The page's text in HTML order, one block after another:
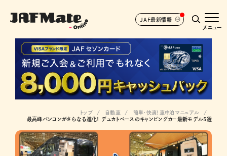
JAF最新情報
メニュー
トップ 自動車
簡単・快適！車中泊マニュアル
最高峰バンコンがさらなる進化！ デュカトベースのキャンピングカー最新モデル5選